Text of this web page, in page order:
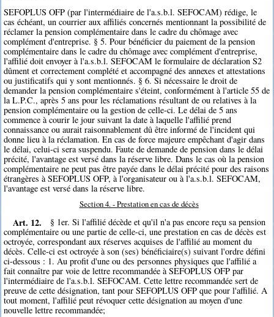
SEFOPLUS OFP (par l'intermédiaire de l'a.s.b.l. SEFOCAM) rédige, le
cas échéant, un courrier aux affiliés concernés mentionnant la possibilité de
réclamer la pension complémentaire dans le cadre du chômage avec
complément d'entreprise. § 5. Pour bénéficier du paiement de la pension
complémentaire dans le cadre du chômage avec complément d'entreprise,
l'affilié doit envoyer à l'a.s.b.l. SEFOCAM le formulaire de déclaration S2
dûment et correctement complété et accompagné des annexes et attestations
ou justificatifs qui y sont mentionnés. § 6. Si nécessaire le droit de
demander la pension complémentaire s'éteint, conformément à l'article 55 de
la L.P.C., après 5 ans pour les réclamations résultant de ou relatives à la
pension complémentaire ou la gestion de celle-ci. Le délai de 5 ans
commence à courir le jour suivant la date à laquelle l'affilié prend
connaissance ou aurait raisonnablement dû être informé de l'incident qui
donne lieu à la réclamation. En cas de force majeure empêchant d'agir dans
le délai, celui-ci sera suspendu. Faute de demande de pension dans le délai
précité, l'avantage est versé dans la réserve libre. Dans le cas où la pension
complémentaire ne peut pas être payée dans le délai précité pour des raisons
étrangères à SEFOPLUS OFP, à l'organisateur ou à l'a.s.b.l. SEFOCAM,
l'avantage est versé dans la réserve libre.
Section 4. - Prestation en cas de décès
Art. 12.
§ 1er. Si l'affilié décède et qu'il n'a pas encore reçu sa pension
complémentaire ou une partie de celle-ci, une prestation en cas de décès est
octroyée, correspondant aux réserves acquises de l'affilié au moment du
décès. Celle-ci est octroyée à son (ses) bénéficiaire(s) suivant l'ordre défini
ci-dessous : 1. Au profit d'une ou des personnes physiques que l'affilié a
fait connaître par voie de lettre recommandée à SEFOPLUS OFP par
l'intermédiaire de l'a.s.b.l. SEFOCAM. Cette lettre recommandée sert de
preuve de cette désignation, tant pour SEFOPLUS OFP que pour l'affilié. A
tout moment, l'affilié peut révoquer cette désignation au moyen d'une
nouvelle lettre recommandée;